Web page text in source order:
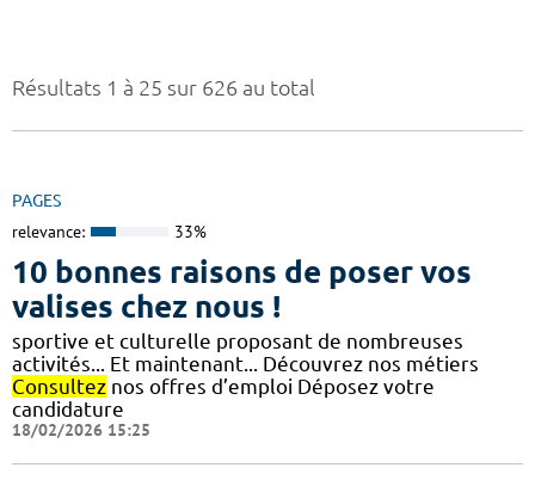
Résultats 1 à 25 sur 626 au total
PAGES
relevance: 33%
10 bonnes raisons de poser vos
valises chez nous !
sportive et culturelle proposant de nombreuses
activités... Et maintenant... Découvrez nos métiers
Consultez nos offres d’emploi Déposez votre
candidature
18/02/2026 15:25